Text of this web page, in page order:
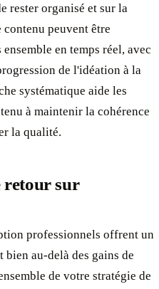
rester organisé et sur la
peuvent être
en temps réel, avec
de l'idéation à la
systématique aide les
à maintenir la cohérence
la qualité.
sur
professionnels offrent un
au-delà des gains de
de votre stratégie de